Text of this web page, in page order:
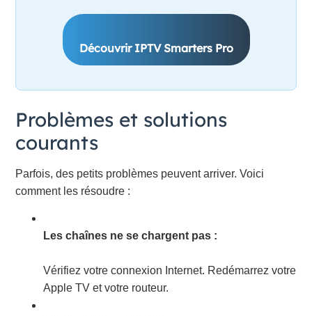
Découvrir IPTV Smarters Pro
Problèmes et solutions
courants
Parfois, des petits problèmes peuvent arriver. Voici
comment les résoudre :
Les chaînes ne se chargent pas :
Vérifiez votre connexion Internet. Redémarrez votre
Apple TV et votre routeur.